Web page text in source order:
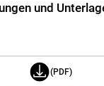
und
(PDF)